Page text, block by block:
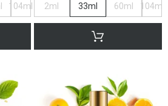
104ml 2ml 33ml 60ml 104ml